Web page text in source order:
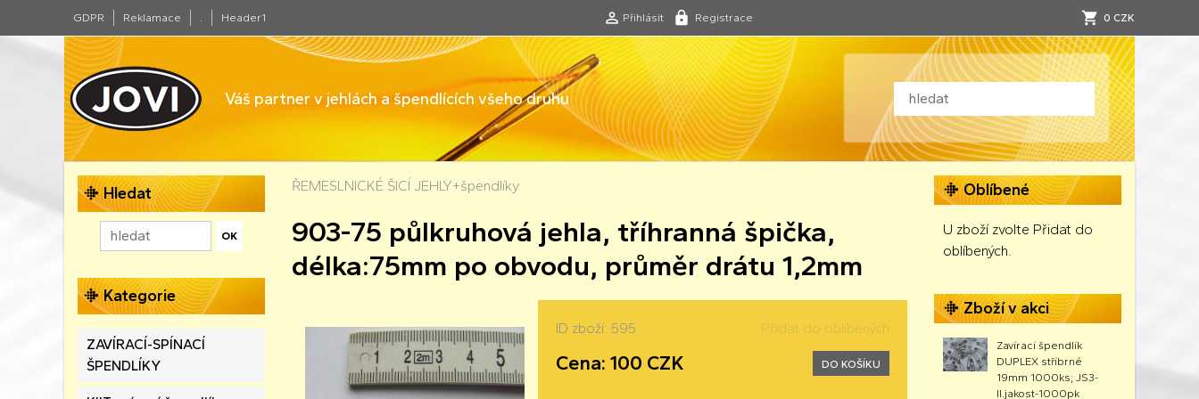
GDPR Reklamace . Header1 Přihlásit Registrace 0 CZK
Váš partner v jehlách a špendlících všeho druhu
Hledat
Kategorie
ZAVÍRACÍ-SPÍNACÍ
ŠPENDLÍKY
ŘEMESLNICKÉ ŠICÍ JEHLY+špendlíky
903-75 půlkruhová jehla, tříhranná špička,
délka:75mm po obvodu, průměr drátu 1,2mm
ID zboží: 595 Přidat do oblíbených
Cena: 100 CZK DO KOŠÍKU
Oblíbené
U zboží zvolte Přidat do
oblíbených.
Zboží v akci
Zavírací špendlík
DUPLEX stříbrné
19mm 1000ks; JS3-
II.jakost-1000pk